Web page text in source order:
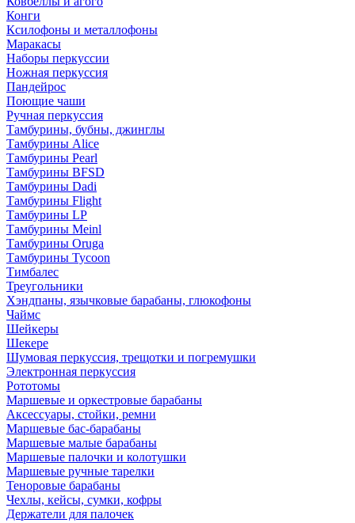
Конги
Ксилофоны и металлофоны
Маракасы
Наборы перкуссии
Ножная перкуссия
Пандейрос
Поющие чаши
Ручная перкуссия
Тамбурины, бубны, джинглы
Тамбурины Alice
Тамбурины Pearl
Тамбурины BFSD
Тамбурины Dadi
Тамбурины Flight
Тамбурины LP
Тамбурины Meinl
Тамбурины Oruga
Тамбурины Tycoon
Тимбалес
Треугольники
Хэндпаны, язычковые барабаны, глюкофоны
Чаймс
Шейкеры
Шекере
Шумовая перкуссия, трещотки и погремушки
Электронная перкуссия
Рототомы
Маршевые и оркестровые барабаны
Аксессуары, стойки, ремни
Маршевые бас-барабаны
Маршевые малые барабаны
Маршевые палочки и колотушки
Маршевые ручные тарелки
Теноровые барабаны
Чехлы, кейсы, сумки, кофры
Держатели для палочек